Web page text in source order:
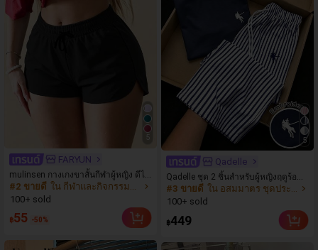
5
FARYUN
mulinsen กางเกงขาสั้นกีฬาผู้หญิง ดีไซ
น์ปลายเปิด เอวยืดหยุ่น กางเกงขาสั้นลำ
ลองกีฬาฤดูร้อน ความยาว 3/4
#2 ขายดี
100+ sold
฿55 -50%
5
Qadelle
Qadelle ชุด 2 ชิ้นสำหรับผู้หญิงฤดูร้อนแ
บบสบายๆ สำหรับใส่ทุกวัน, กางเกงขาย
าวลายทางสีน้ำเงินเข้มและสีขาว, เสื้อยื
#3 ขายดี
ใน อสมมาตร ชุดประสานงานสตรี
100+ sold
฿449